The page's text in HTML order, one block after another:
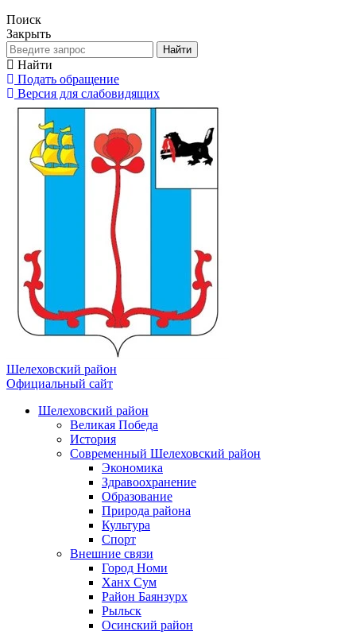
Поиск
Закрыть
Найти
Найти
Подать обращение
Версия для слабовидящих
Шелеховский район
Официальный сайт
Шелеховский район
Великая Победа
История
Современный Шелеховский район
Экономика
Здравоохранение
Образование
Природа района
Культура
Спорт
Внешние связи
Город Номи
Ханх Сум
Район Баянзурх
Рыльск
Осинский район